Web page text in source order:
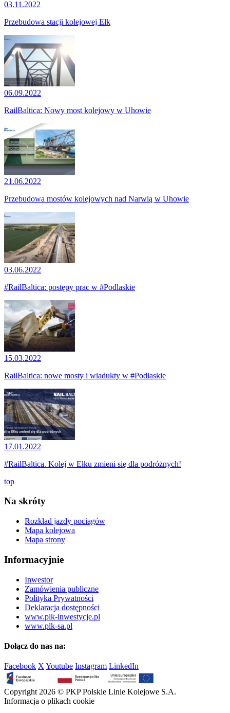
03.11.2022
Przebudowa stacji kolejowej Ełk
06.09.2022
RailBaltica: Nowy most kolejowy w Uhowie
21.06.2022
Przebudowa mostów kolejowych nad Narwią w Uhowie
03.06.2022
#RailBaltica: postępy prac w #Podlaskie
15.03.2022
RailBaltica: nowe mosty i wiadukty w #Podlaskie
17.01.2022
#RailBaltica. Kolej w Ełku zmieni się dla podróżnych!
top
Na skróty
Rozkład jazdy pociągów
Mapa kolejowa
Mapa strony
Informacyjnie
Inwestor
Zamówienia publiczne
Polityka Prywatności
Deklaracja dostępności
www.plk-inwestycje.pl
www.plk-sa.pl
Dołącz do nas na:
Facebook X Youtube Instagram LinkedIn
Copyright 2026 © PKP Polskie Linie Kolejowe S.A.
Informacja o plikach cookie